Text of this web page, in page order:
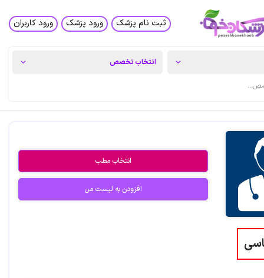
ثبت نام پزشک ورود پزشک ورود کاربران
انتخاب مطب
افزودن به لیست من